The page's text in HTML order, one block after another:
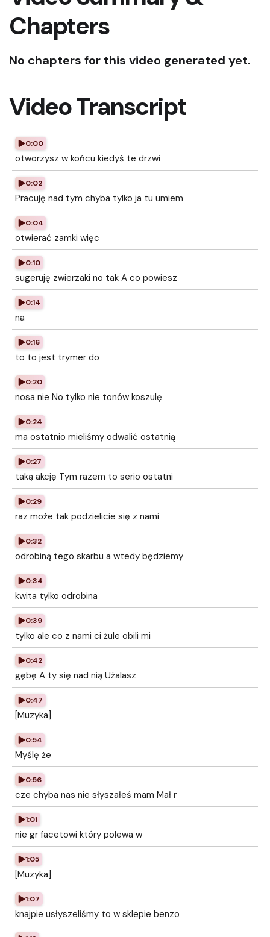
Chapters
No chapters for this video generated yet.
Video Transcript
0:00
otworzysz w końcu kiedyś te drzwi
0:02
Pracuję nad tym chyba tylko ja tu umiem
0:04
otwierać zamki więc
0:10
sugeruję zwierzaki no tak A co powiesz
0:14
na
0:16
to to jest trymer do
0:20
nosa nie No tylko nie tonów koszulę
0:24
ma ostatnio mieliśmy odwalić ostatnią
0:27
taką akcję Tym razem to serio ostatni
0:29
raz może tak podzielicie się z nami
0:32
odrobiną tego skarbu a wtedy będziemy
0:34
kwita tylko odrobina
0:39
tylko ale co z nami ci żule obili mi
0:42
gębę A ty się nad nią Użalasz
0:47
[Muzyka]
0:54
Myślę że
0:56
cze chyba nas nie słyszałeś mam Mał r
1:01
nie gr facetowi który polewa w
1:05
[Muzyka]
1:07
knajpie usłyszeliśmy to w sklepie benzo